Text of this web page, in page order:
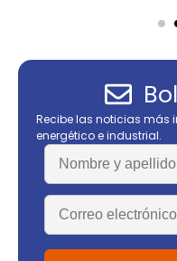
Recibe las noticias más
energético e industrial.